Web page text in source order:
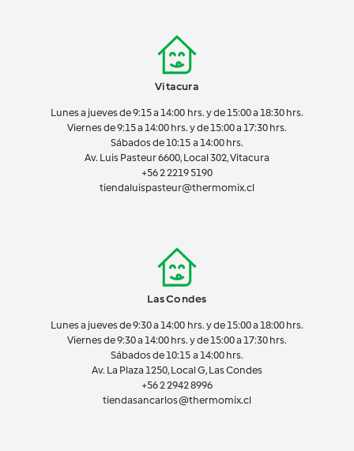
Vitacura
Lunes a jueves de 9:15 a 14:00 hrs. y de 15:00 a 18:30 hrs.
Viernes de 9:15 a 14:00 hrs. y de 15:00 a 17:30 hrs.
Sábados de 10:15 a 14:00 hrs.
Av. Luis Pasteur 6600, Local 302, Vitacura
+56 2 2219 5190
tiendaluispasteur@thermomix.cl
Las Condes
Lunes a jueves de 9:30 a 14:00 hrs. y de 15:00 a 18:00 hrs.
Viernes de 9:30 a 14:00 hrs. y de 15:00 a 17:30 hrs.
Sábados de 10:15 a 14:00 hrs.
Av. La Plaza 1250, Local G, Las Condes
+56 2 2942 8996
tiendasancarlos@thermomix.cl